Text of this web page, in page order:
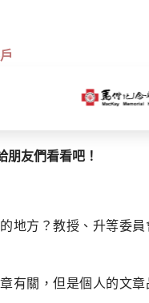
友們看看吧！
地方？教授、升等委
有關，但是個人的文